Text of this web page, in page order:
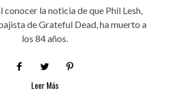
conocer la noticia de que Phil Lesh,
de Grateful Dead, ha muerto a
los 84 años.
Leer Más